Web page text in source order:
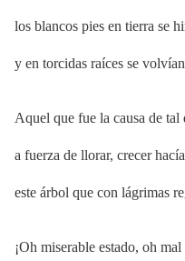
los blancos pies en tierra se
y en torcidas raíces se
Aquel que fue la causa de tal
a fuerza de llorar, crecer hacía
este árbol que con lágrimas
¡Oh miserable estado, oh